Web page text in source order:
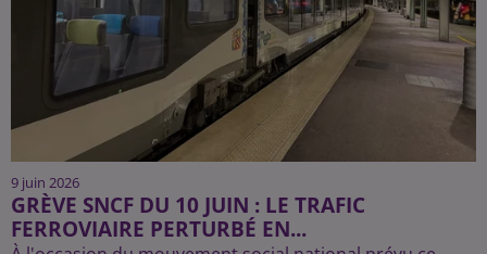
9 juin 2026
GRÈVE SNCF DU 10 JUIN : LE TRAFIC
FERROVIAIRE PERTURBÉ EN...